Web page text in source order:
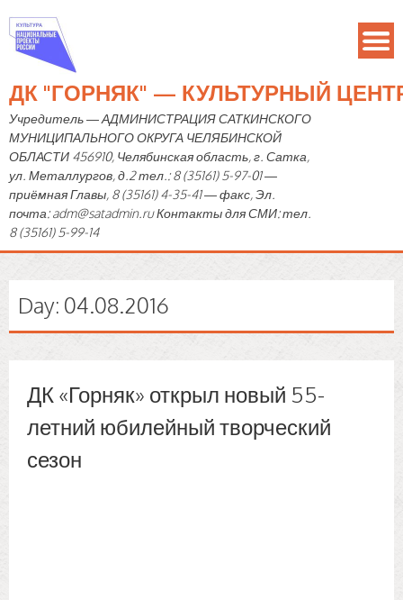
ДК "ГОРНЯК" — КУЛЬТУРНЫЙ
Учредитель — АДМИНИСТРАЦИЯ САТКИНСКОГО
МУНИЦИПАЛЬНОГО ОКРУГА ЧЕЛЯБИНСКОЙ
ОБЛАСТИ 456910, Челябинская область, г. Сатка,
ул. Металлургов, д.2 тел.: 8 (35161) 5-97-01 —
приёмная Главы, 8 (35161) 4-35-41 — факс, Эл.
почта: adm@satadmin.ru Контакты для СМИ: тел.
8 (35161) 5-99-14
Day: 04.08.2016
ДК «Горняк» открыл новый 55-
летний юбилейный творческий
сезон